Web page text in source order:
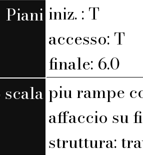
Piani iniz. : T
accesso: T
finale: 6.0
piu rampe
affaccio su
struttura: